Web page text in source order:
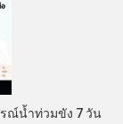
รณ์น้ำท่วมขัง 7 วัน